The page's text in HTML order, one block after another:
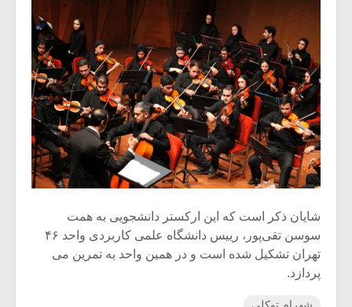
شایان ذکر است که این ارکستر دانشجویی به همت
سوسن تقی‌پور، رییس دانشگاه علمی کاربردی واحد ۴۶
تهران تشکیل شده است‌ و در همین واحد به تمرین می
پردازد.